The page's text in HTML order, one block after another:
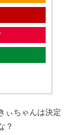
ぃちゃんは決定
？